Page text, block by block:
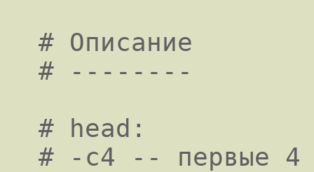
# Описание
# --------
# head:
# -c4 -- первые 4